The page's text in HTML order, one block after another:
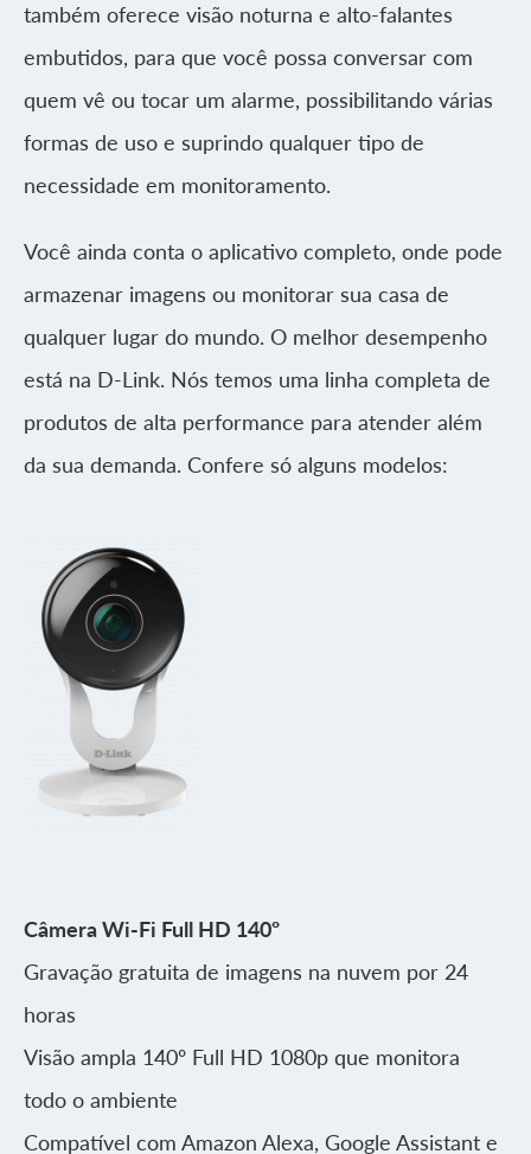
também oferece visão noturna e alto-falantes
embutidos, para que você possa conversar com
quem vê ou tocar um alarme, possibilitando várias
formas de uso e suprindo qualquer tipo de
necessidade em monitoramento.
Você ainda conta o aplicativo completo, onde pode
armazenar imagens ou monitorar sua casa de
qualquer lugar do mundo. O melhor desempenho
está na D-Link. Nós temos uma linha completa de
produtos de alta performance para atender além
da sua demanda. Confere só alguns modelos:
Câmera Wi-Fi Full HD 140º
Gravação gratuita de imagens na nuvem por 24
horas
Visão ampla 140º Full HD 1080p que monitora
todo o ambiente
Compatível com Amazon Alexa, Google Assistant e